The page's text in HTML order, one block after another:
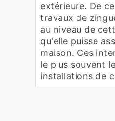
extérieure. De
travaux de
au niveau de
qu'elle puisse
maison. Ces
le plus souvent
installations de